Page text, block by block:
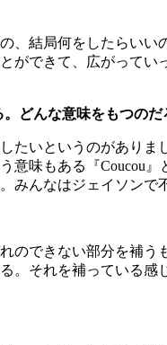
、結局何をしたらい
ができて、広がって
どんな意味をもつのだ
たいというのがあり
意味もある『Coucou 』
みんなはジェイソンで
のできない部分を補
。それを補っている